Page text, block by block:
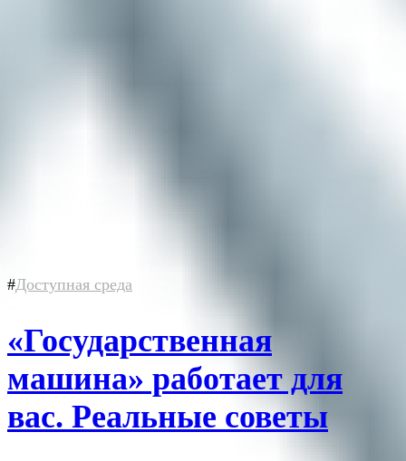
#Доступная среда
«Государственная
машина» работает для
вас. Реальные советы